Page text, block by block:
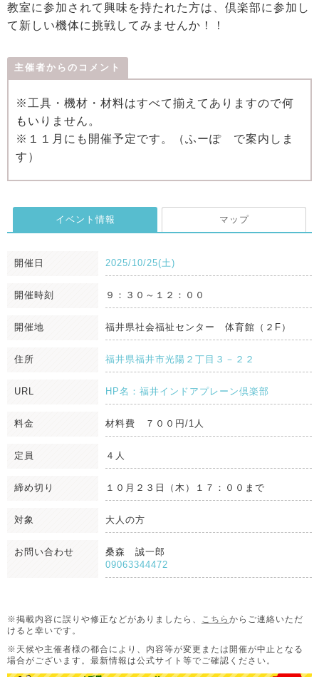
教室に参加されて興味を持たれた方は、倶楽部に参加し
て新しい機体に挑戦してみませんか！！
主催者からのコメント
※工具・機材・材料はすべて揃えてありますので何
もいりません。
※１１月にも開催予定です。（ふーぽ で案内しま
す）
イベント情報 マップ
開催日 2025/10/25(土)
開催時刻 ９：３０～１２：００
開催地 福井県社会福祉センター 体育館（２F）
住所 福井県福井市光陽２丁目３－２２
URL HP名：福井インドアプレーン倶楽部
料金 材料費 ７００円/1人
定員 ４人
締め切り １０月２３日（木）１７：００まで
対象 大人の方
お問い合わせ
桑森 誠一郎
09063344472
※掲載内容に誤りや修正などがありましたら、 こちら からご連絡いただ
けると幸いです。
※天候や主催者様の都合により、内容等が変更または開催が中止となる
場合がございます。 最新情報は公式サイト等でご確認ください。